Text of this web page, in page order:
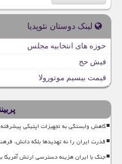
لینک دوستان نئوپدیا
حوزه های انتخابیه مجلس
فیش حج
قیمت بیسیم موتورولا
کاهش وابستگی به تجهیزات اپتیکی
قدرت ایران را نه تهدیدها بلکه دانش،
جنگ با ایران هزینه دسترسی ارتش آمریکا